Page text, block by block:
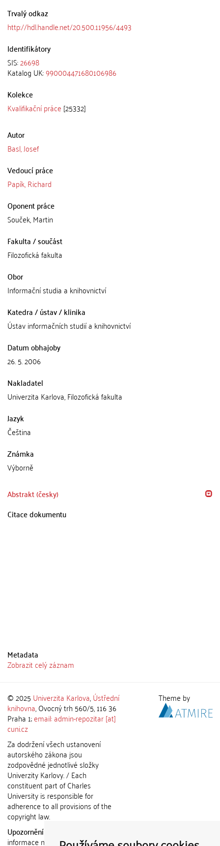
Trvalý odkaz
http://hdl.handle.net/20.500.11956/4493
Identifikátory
SIS:26698
Katalog UK:990004471680106986
Kolekce
Kvalifikační práce [25332]
Autor
Basl, Josef
Vedoucí práce
Papík, Richard
Oponent práce
Souček, Martin
Fakulta / součást
Filozofická fakulta
Obor
Informační studia a knihovnictví
Katedra / ústav / klinika
Ústav informačních studií a knihovnictví
Datum obhajoby
26. 5. 2006
Nakladatel
Univerzita Karlova, Filozofická fakulta
Jazyk
Čeština
Známka
Výborně
Abstrakt (česky)
Citace dokumentu
Metadata
Zobrazit celý záznam
© 2025 Univerzita Karlova,Ústřední
knihovna, Ovocný trh 560/5, 116 36
Praha 1;email: admin-repozitar [at]
cuni.cz
Za dodržení všech ustanovení
autorského zákona jsou
zodpovědné jednotlivé složky
Univerzity Karlovy. / Each
constituent part of Charles
University is responsible for
adherence to all provisions of the
copyright law.
Upozornění / Notice:
informace nemohou být použity k
Theme by